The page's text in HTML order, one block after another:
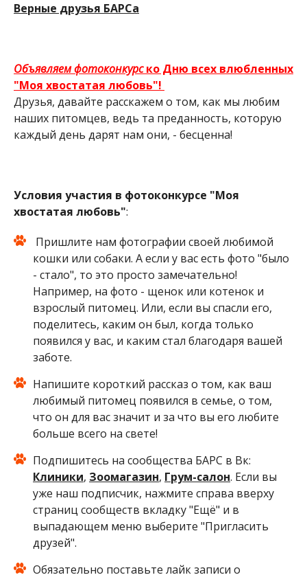
Верные друзья БАРСа
Объявляем фотоконкурско Дню всех влюбленных
"Моя хвостатая любовь"!
Друзья, давайте расскажем о том, как мы любим
наших питомцев, ведь та преданность, которую
каждый день дарят нам они, - бесценна!
Условия участия в фотоконкурсе "Моя
хвостатая любовь":
Пришлите нам фотографии своей любимой
кошки или собаки. А если у вас есть фото "было
- стало", то это просто замечательно!
Например, на фото - щенок или котенок и
взрослый питомец. Или, если вы спасли его,
поделитесь, каким он был, когда только
появился у вас, и каким стал благодаря вашей
заботе.
Напишите короткий рассказ о том, как ваш
любимый питомец появился в семье, о том,
что он для вас значит и за что вы его любите
больше всего на свете!
Подпишитесь на сообщества БАРС в Вк:
Клиники, Зоомагазин, Грум-салон. Если вы
уже наш подписчик, нажмите справа вверху
страниц сообществ вкладку "Ещё" и в
выпадающем меню выберите "Пригласить
друзей".
Обязательно поставьте лайк записи о